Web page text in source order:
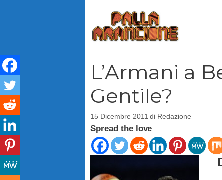
L’Armani a
Gentile?
15 Dicembre 2011 di Redazione
Spread the love